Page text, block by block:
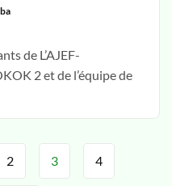
de L’AJEF-
2 et de l’équipe de
2 3 4